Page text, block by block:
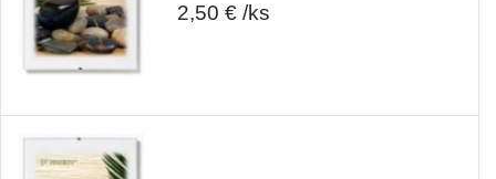
2,50 € /ks